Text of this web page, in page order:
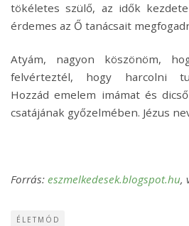
tökéletes szülő, az idők
érdemes az Ő tanácsait
Atyám, nagyon köszönöm,
felvérteztél, hogy harcolni
Hozzád emelem imámat és
csatájának győzelmében. Jézus
Forrás: eszmelkedesek.blogspot.hu,
ÉLETMÓD